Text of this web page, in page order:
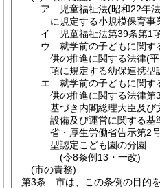
ア
児童福祉法(昭和22年
に規定する小規模保育事
イ
児童福祉法第39条第1
ウ
就学前の子どもに関す
供の推進に関する法律(
項に規定する幼保連携型
エ
就学前の子どもに関す
供の推進に関する法律第
基づき内閣総理大臣及
設備及び運営に関する基
省・厚生労働省告示第2
型認定こども園の分園
(令8条例13・一改)
(市の責務)
第3条
市は、この条例の目的